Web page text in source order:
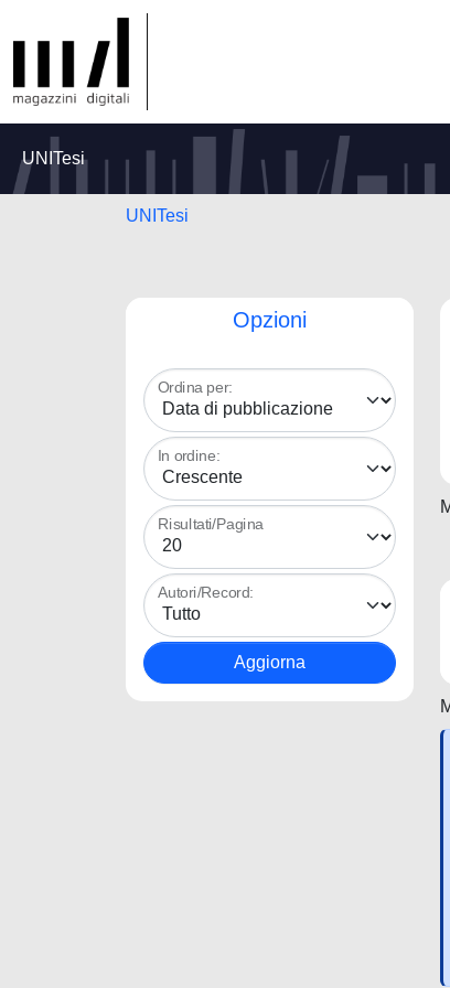
UNITesi
UNITesi
Opzioni
Ordina per:
In ordine:
Risultati/Pagina
Autori/Record: